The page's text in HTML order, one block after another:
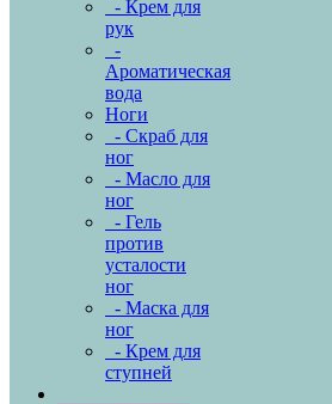
- Крем для
рук
-
Ароматическая
вода
Ноги
- Скраб для
ног
- Масло для
ног
- Гель
против
усталости
ног
- Маска для
ног
- Крем для
ступней